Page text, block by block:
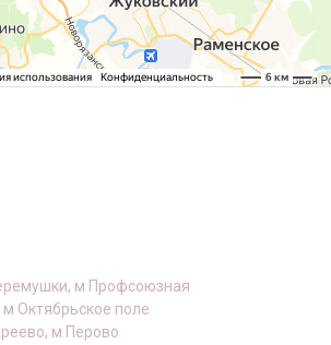
м Профсоюзная
Октябрьское поле
м Перово